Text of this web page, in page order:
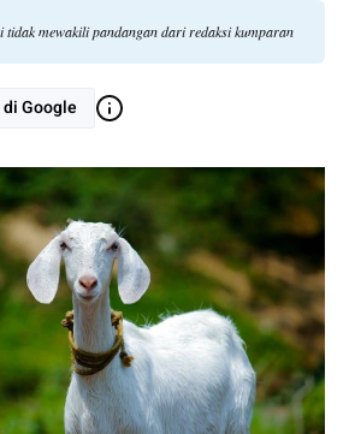
mewakili pandangan dari redaksi kumparan
Google